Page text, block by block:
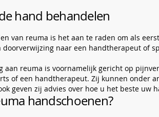
hand behandelen
van reuma is het aan te raden om als
doorverwijzing naar een handtherapeut of
aan reuma is voornamelijk gericht op
of een handtherapeut. Zij kunnen onder
geven zij advies over hoe u het beste
handschoenen?